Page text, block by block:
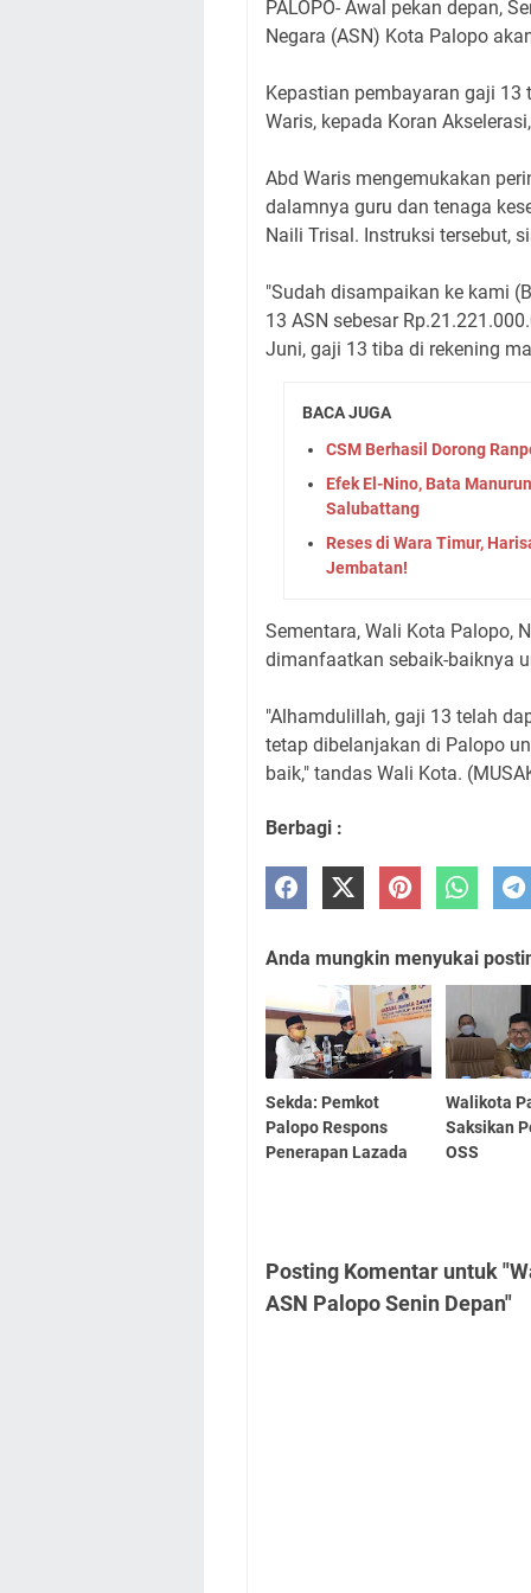
PALOPO- Awal pekan depan,
Negara (ASN) Kota Palopo
Kepastian pembayaran gaji 13
Waris, kepada Koran
Abd Waris mengemukakan
dalamnya guru dan tenaga
Naili Trisal. Instruksi tersebut,
"Sudah disampaikan ke kami
13 ASN sebesar
Juni, gaji 13 tiba di rekening
BACA JUGA
CSM Berhasil Dorong
Efek El-Nino, Bata
Salubattang
Reses di Wara Timur,
Jembatan!
Sementara, Wali Kota Palopo,
dimanfaatkan sebaik-baiknya
"Alhamdulillah, gaji 13 telah
tetap dibelanjakan di Palopo
baik," tandas Wali Kota.
Berbagi :
Anda mungkin menyukai
Sekda: Pemkot
Palopo Respons
Penerapan Lazada
Walikota
Saksikan
OSS
Posting Komentar untuk
ASN Palopo Senin Depan"